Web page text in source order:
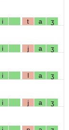
i t a ʒ
i j a ʒ
i l a ʒ
i j a ʒ